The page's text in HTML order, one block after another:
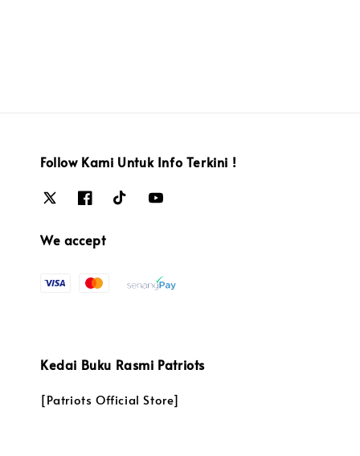
Follow Kami Untuk Info Terkini !
We accept
Kedai Buku Rasmi Patriots
[Patriots Official Store]